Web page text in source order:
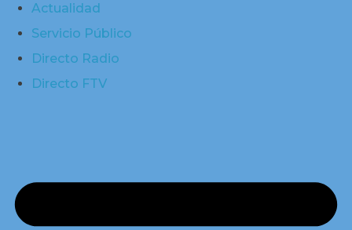
Actualidad
Servicio Público
Directo Radio
Directo FTV